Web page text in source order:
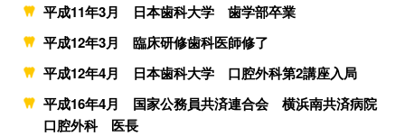
平成11年3月 日本歯科大学 歯学部卒業
平成12年3月 臨床研修歯科医師修了
平成12年4月 日本歯科大学 口腔外科第2講座入局
平成16年4月 国家公務員共済連合会 横浜南共済病院
口腔外科 医長